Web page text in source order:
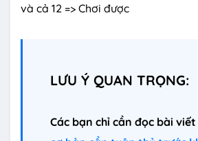
và cả 12 => Chơi được
LƯU Ý QUAN TRỌNG:
Các bạn chỉ cần đọc bài